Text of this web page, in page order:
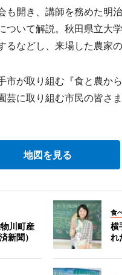
開き、講師を務めた明
ついて解説。秋田県立大
などし、来場した農家の
が取り組む『食と農か
に取り組む市民の皆さ
地図を見る
川町産
新聞）
食
横
れ